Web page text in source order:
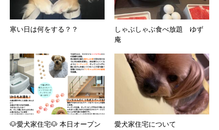
寒い日は何をする？？
しゃぶしゃぶ食べ放題 ゆず
庵
🐶愛犬家住宅🐶 本日オープン
愛犬家住宅について